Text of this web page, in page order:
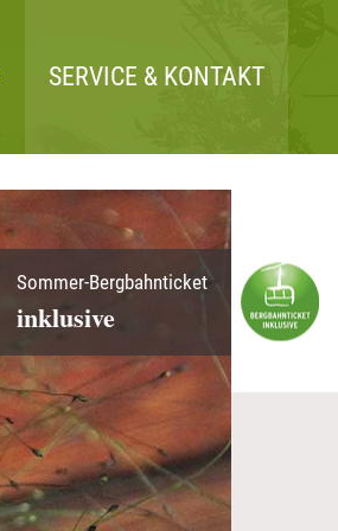
SERVICE & KONTAKT
Sommer-Bergbahnticket
inklusive